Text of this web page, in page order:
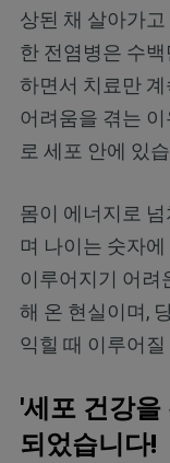
상된 채 살아가
한 전염병은 수
하면서 치료만
어려움을 겪는
로 세포 안에 있
몸이 에너지로
며 나이는 숫자
이루어지기 어려
해 온 현실이며,
익힐 때 이루어
'세포 건강
되었습니다!